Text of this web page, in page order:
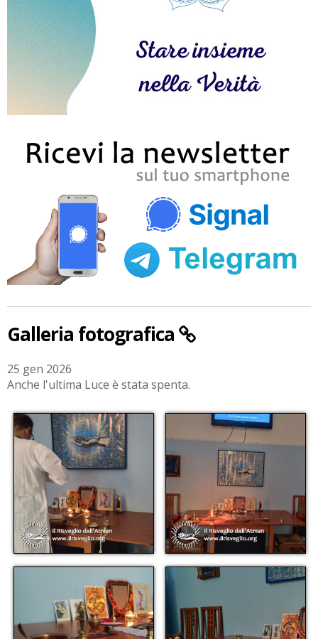
Galleria fotografica
25 gen 2026
Anche l'ultima Luce è stata spenta.